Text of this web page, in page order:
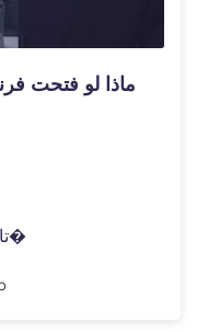
ماذا لو فتحت
*** تابعونا على مواقع التواصل الاجتماع�